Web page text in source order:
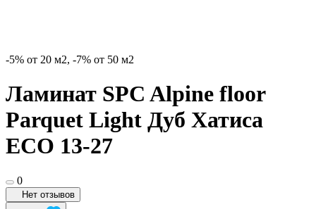
-5% от 20 м2, -7% от 50 м2
Ламинат SPC Alpine floor
Parquet Light Дуб Хатиса
ЕСО 13-27
0
Нет отзывов